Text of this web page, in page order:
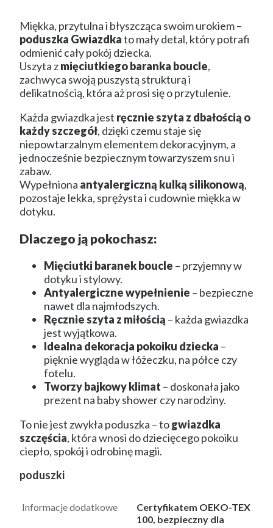
Miękka, przytulna i błyszcząca swoim urokiem –
poduszka Gwiazdkato mały detal, który potrafi
odmienić cały pokój dziecka.
Uszyta zmięciutkiego baranka boucle,
zachwyca swoją puszystą strukturą i
delikatnością, która aż prosi się o przytulenie.
Każda gwiazdka jest ręcznie szyta z dbałością o
każdy szczegół, dzięki czemu staje się
niepowtarzalnym elementem dekoracyjnym, a
jednocześnie bezpiecznym towarzyszem snu i
zabaw.
Wypełniona antyalergiczną kulką silikonową,
pozostaje lekka, sprężysta i cudownie miękka w
dotyku.
Dlaczego ją pokochasz:
Mięciutki baranek boucle – przyjemny w
dotyku i stylowy.
Antyalergiczne wypełnienie – bezpieczne
nawet dla najmłodszych.
Ręcznie szyta z miłością – każda gwiazdka
jest wyjątkowa.
Idealna dekoracja pokoiku dziecka –
pięknie wygląda w łóżeczku, na półce czy
fotelu.
Tworzy bajkowy klimat – doskonała jako
prezent na baby shower czy narodziny.
To nie jest zwykła poduszka – togwiazdka
szczęścia, która wnosi do dziecięcego pokoiku
ciepło, spokój i odrobinę magii.
poduszki
Informacje dodatkowe
Certyfikatem OEKO-TEX
100, bezpieczny dla